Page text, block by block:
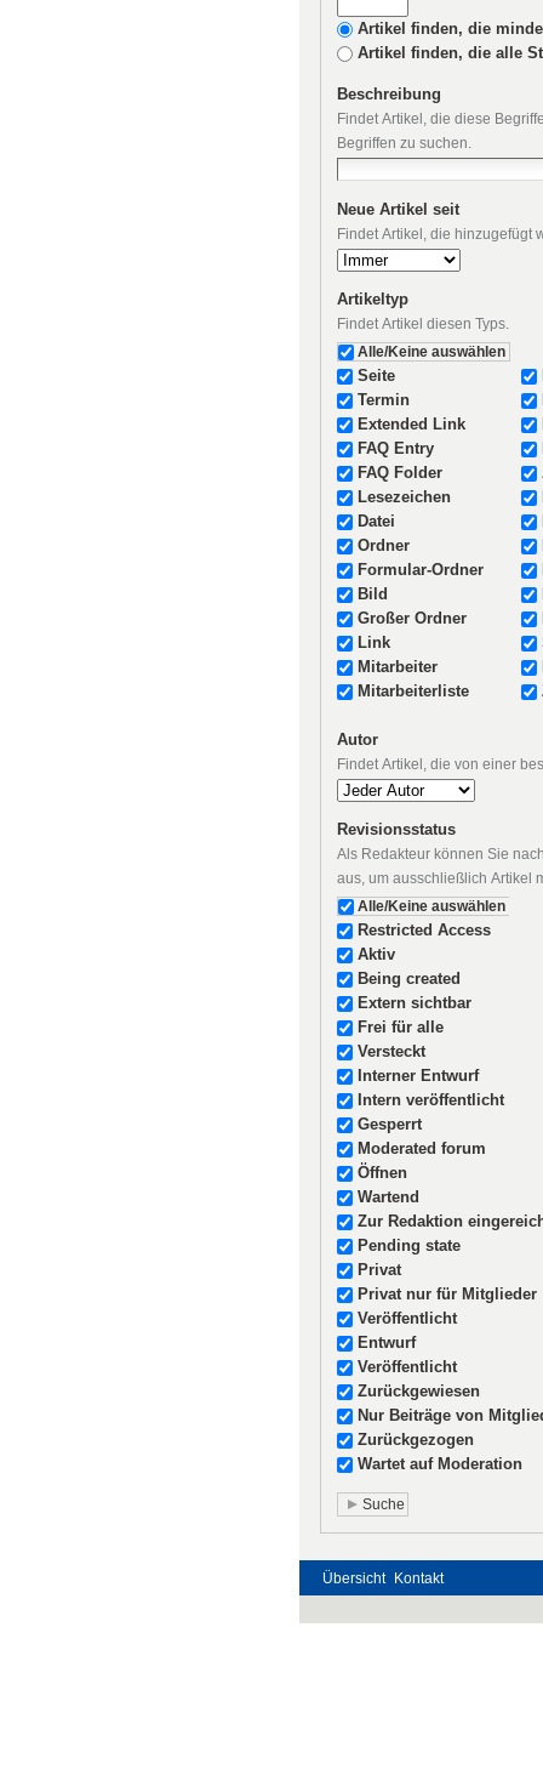
Artikel finden, die
Artikel finden, die alle
Beschreibung
Findet Artikel, die diese
Begriffen zu suchen.
Neue Artikel seit
Findet Artikel, die hinzugefügt
Artikeltyp
Findet Artikel diesen Typs.
Alle/Keine auswählen
Seite
Termin
Extended Link
FAQ Entry
FAQ Folder
Lesezeichen
Datei
Ordner
Formular-Ordner
Bild
Großer Ordner
Link
Mitarbeiter
Mitarbeiterliste
Autor
Findet Artikel, die von einer
Revisionsstatus
Als Redakteur können Sie
aus, um ausschließlich Artikel
Alle/Keine auswählen
Restricted Access
Aktiv
Being created
Extern sichtbar
Frei für alle
Versteckt
Interner Entwurf
Intern veröffentlicht
Gesperrt
Moderated forum
Öffnen
Wartend
Zur Redaktion
Pending state
Privat
Privat nur für Mitglieder
Veröffentlicht
Entwurf
Veröffentlicht
Zurückgewiesen
Nur Beiträge von
Zurückgezogen
Wartet auf Moderation
Übersicht Kontakt